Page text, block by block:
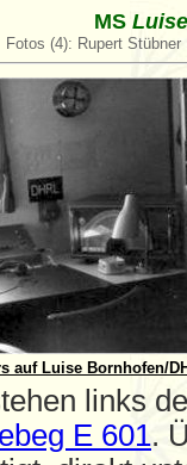
MS
Fotos (4): Rupert
auf Luise Bornhofen/
links
E 601.